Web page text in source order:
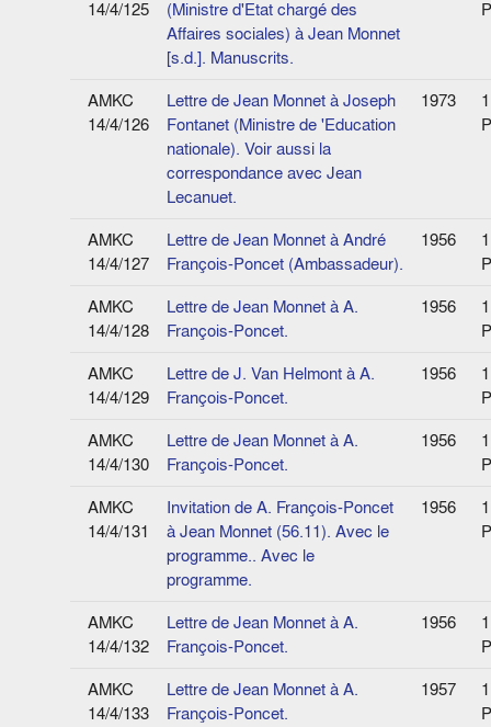
14/4/125
(Ministre d'Etat chargé des
Affaires sociales) à Jean Monnet
[s.d.]. Manuscrits.
AMKC
14/4/126
Lettre de Jean Monnet à Joseph
Fontanet (Ministre de 'Education
nationale). Voir aussi la
correspondance avec Jean
Lecanuet.
1973
1
AMKC
14/4/127
Lettre de Jean Monnet à André
François-Poncet (Ambassadeur).
1956
1
AMKC
14/4/128
Lettre de Jean Monnet à A.
François-Poncet.
1956
1
AMKC
14/4/129
Lettre de J. Van Helmont à A.
François-Poncet.
1956
1
AMKC
14/4/130
Lettre de Jean Monnet à A.
François-Poncet.
1956
1
AMKC
14/4/131
Invitation de A. François-Poncet
à Jean Monnet (56.11). Avec le
programme.. Avec le
programme.
1956
1
AMKC
14/4/132
Lettre de Jean Monnet à A.
François-Poncet.
1956
1
AMKC
14/4/133
Lettre de Jean Monnet à A.
François-Poncet.
1957
1